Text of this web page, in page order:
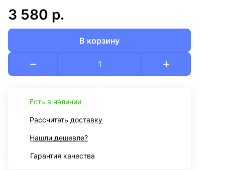
3 580 р.
В корзину
Есть в наличии
Рассчитать доставку
Нашли дешевле?
Гарантия качества